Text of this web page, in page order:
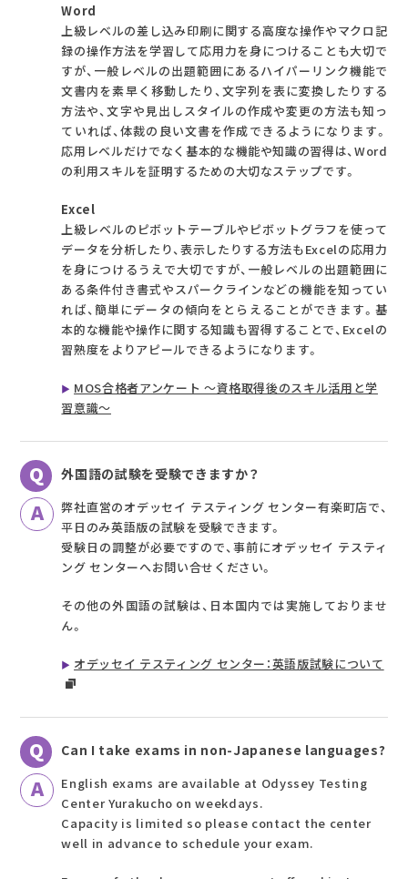
Word
上級レベルの差し込み印刷に関する高度な操作やマクロ記
録の操作方法を学習して応用力を身につけることも大切で
すが、一般レベルの出題範囲にあるハイパーリンク機能で
文書内を素早く移動したり、文字列を表に変換したりする
方法や、文字や見出しスタイルの作成や変更の方法も知っ
ていれば、体裁の良い文書を作成できるようになります。
応用レベルだけでなく基本的な機能や知識の習得は、Word
の利用スキルを証明するための大切なステップです。
Excel
上級レベルのピボットテーブルやピボットグラフを使って
データを分析したり、表示したりする方法もExcelの応用力
を身につけるうえで大切ですが、一般レベルの出題範囲に
ある条件付き書式やスパークラインなどの機能を知ってい
れば、簡単にデータの傾向をとらえることができます。基
本的な機能や操作に関する知識も習得することで、Excelの
習熟度をよりアピールできるようになります。
MOS合格者アンケート ～資格取得後のスキル活用と学
習意識～
外国語の試験を受験できますか？
弊社直営のオデッセイ テスティング センター有楽町店で、
平日のみ英語版の試験を受験できます。
受験日の調整が必要ですので、事前にオデッセイ テスティ
ング センターへお問い合せください。
その他の外国語の試験は、日本国内では実施しておりませ
ん。
オデッセイ テスティング センター：英語版試験について
Can I take exams in non-Japanese languages?
English exams are available at Odyssey Testing
Center Yurakucho on weekdays.
Capacity is limited so please contact the center
well in advance to schedule your exam.